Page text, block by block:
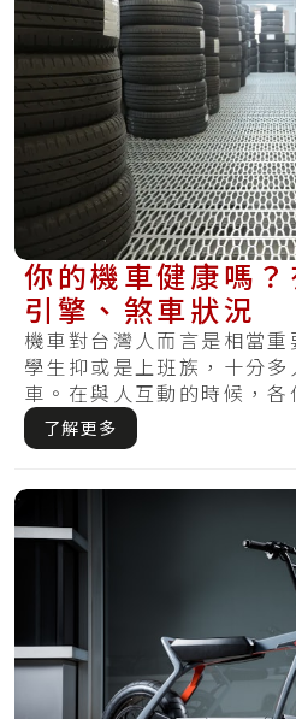
你的機車健康嗎
引擎、煞車狀況
機車對台灣人而言是相當
學生抑或是上班族，十分
車。在與人互動的時候，
靜」，但.....
了解更多